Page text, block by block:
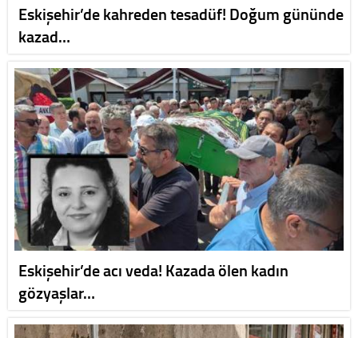
Eskişehir’de kahreden tesadüf! Doğum gününde
kazad…
Eskişehir’de acı veda! Kazada ölen kadın
gözyaşlar…